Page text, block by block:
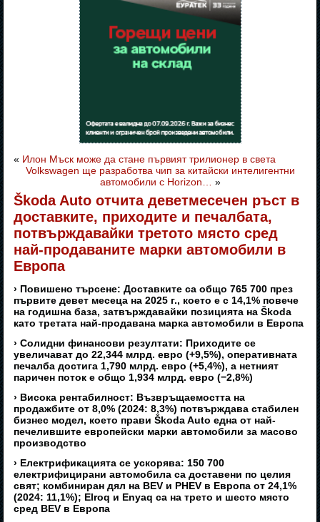
« Илон Мъск може да стане първият трилионер в света
Volkswagen ще разработва чип за китайски интелигентни
автомобили с Horizon… »
Škoda Auto отчита деветмесечен ръст в
доставките, приходите и печалбата,
потвърждавайки третото място сред
най-продаваните марки автомобили в
Европа
› Повишено търсене: Доставките са общо 765 700 през
първите девет месеца на 2025 г., което е с 14,1% повече
на годишна база, затвърждавайки позицията на Škoda
като третата най-продавана марка автомобили в Европа
› Солидни финансови резултати: Приходите се
увеличават до 22,344 млрд. евро (+9,5%), оперативната
печалба достига 1,790 млрд. евро (+5,4%), а нетният
паричен поток е общо 1,934 млрд. евро (−2,8%)
› Висока рентабилност: Възвръщаемостта на
продажбите от 8,0% (2024: 8,3%) потвърждава стабилен
бизнес модел, което прави Škoda Auto една от най-
печелившите европейски марки автомобили за масово
производство
› Електрификацията се ускорява: 150 700
електрифицирани автомобила са доставени по целия
свят; комбиниран дял на BEV и PHEV в Европа от 24,1%
(2024: 11,1%); Elroq и Enyaq са на трето и шесто място
сред BEV в Европа